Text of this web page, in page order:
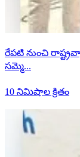
రేపటి నుంచి
సమ్మె...
10 నిమిషాల క్రితం